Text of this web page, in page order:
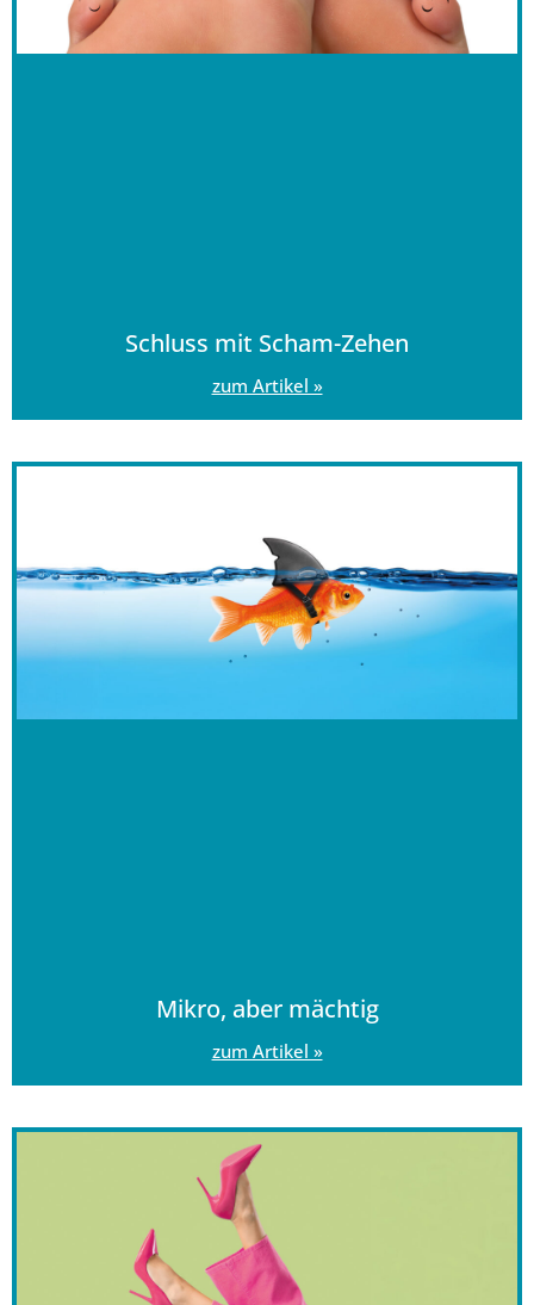
Schluss mit Scham-Zehen
zum Artikel »
Mikro, aber mächtig
zum Artikel »